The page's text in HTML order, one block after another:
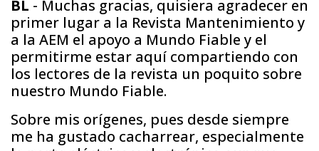
BL - Muchas gracias, quisiera agradecer en
primer lugar a la Revista Mantenimiento y
a la AEM el apoyo a Mundo Fiable y el
permitirme estar aquí compartiendo con
los lectores de la revista un poquito sobre
nuestro Mundo Fiable.
Sobre mis orígenes, pues desde siempre
me ha gustado cacharrear, especialmente